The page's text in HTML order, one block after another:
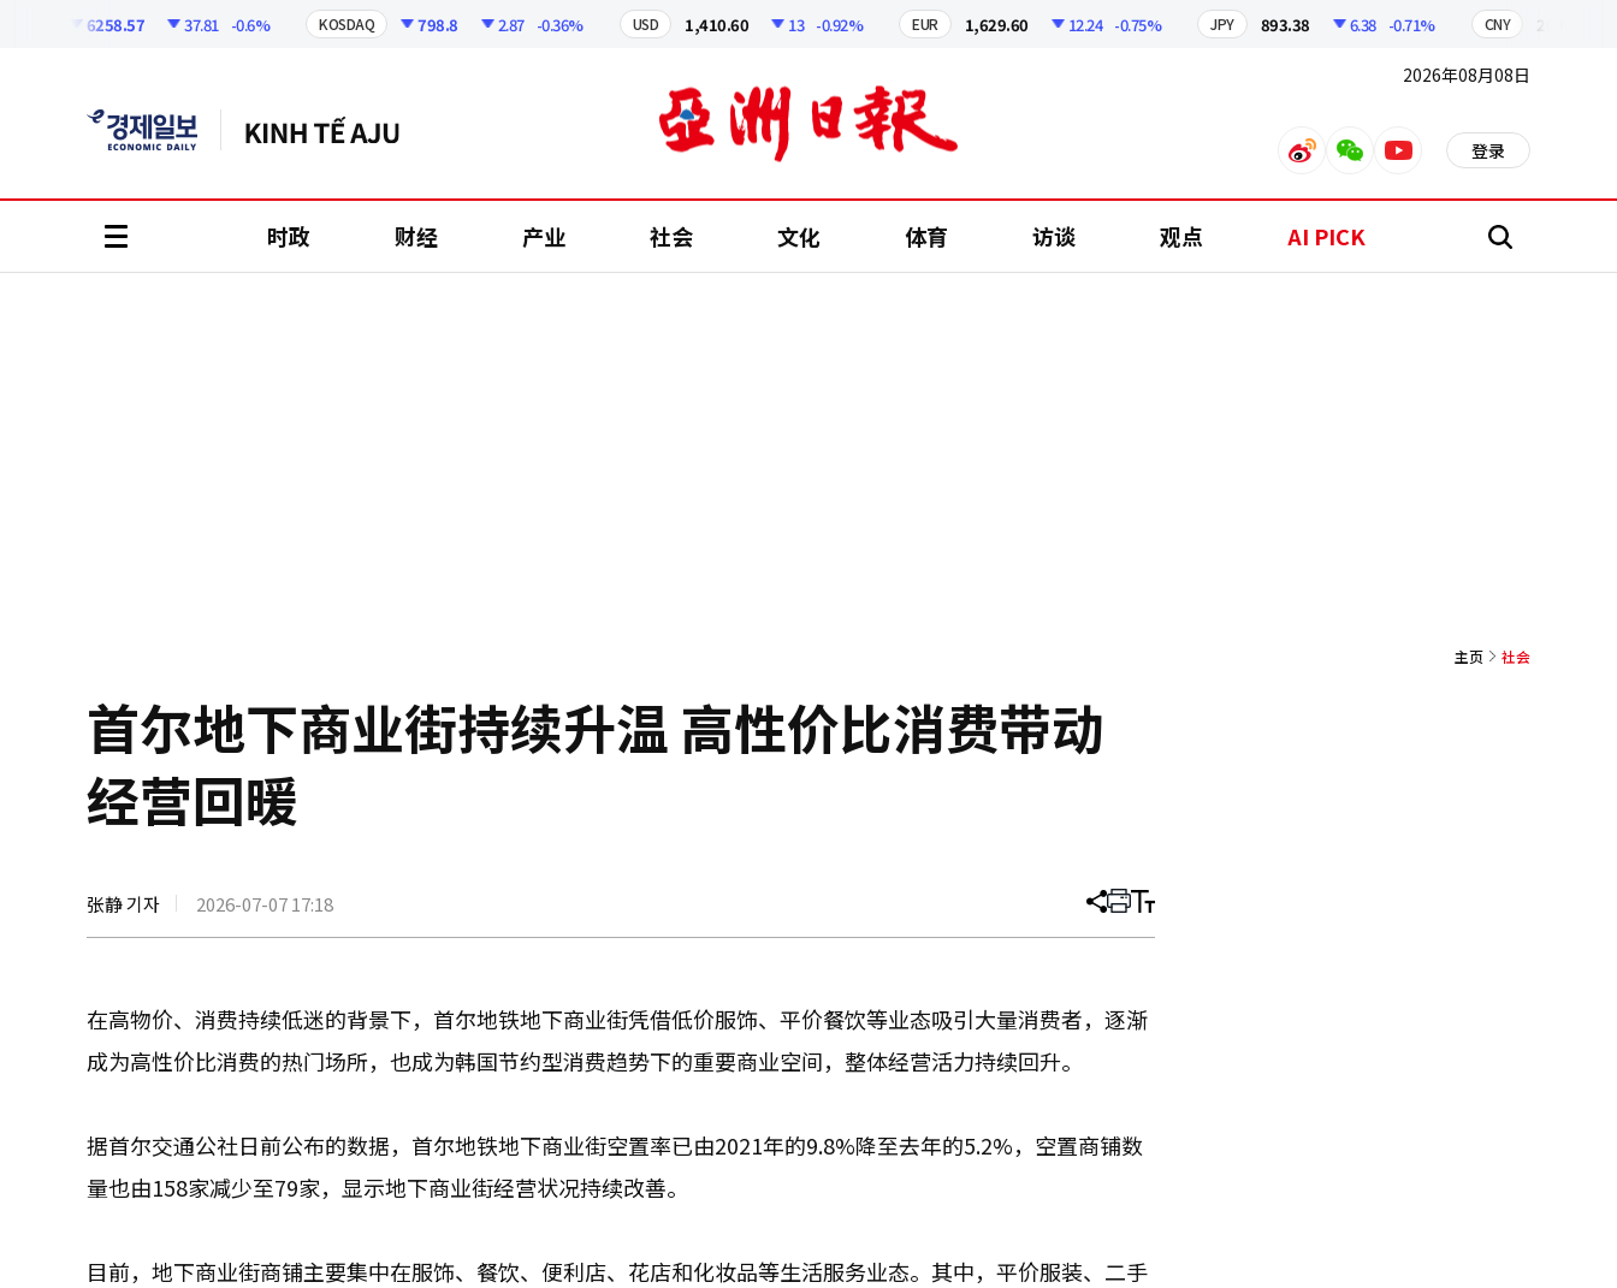
6258.57 37.81 -0.6% KOSDAQ 798.8 2.87 -0.36% USD 1,410.60 13 -0.92% EUR 1,629.60 12.24 -0.75% JPY 893.38 6.38 -0.71% CNY 209.17
2026年08月08日
weiboweixinyoutube 登录
时政 财经 产业 社会 文化 体育 访谈 观点 AI PICK 搜
主页 社会
首尔地下商业街持续升温 高性价比消费带动
经营回暖
张静 기자 2026-07-07 17:18 分
文
打 调
大
在高物价、消费持续低迷的背景下，首尔地铁地下商业街凭借低价服饰、平价餐饮等业态吸引大量消费者，逐渐
成为高性价比消费的热门场所，也成为韩国节约型消费趋势下的重要商业空间，整体经营活力持续回升。
据首尔交通公社日前公布的数据，首尔地铁地下商业街空置率已由2021年的9.8%降至去年的5.2%，空置商铺数
量也由158家减少至79家，显示地下商业街经营状况持续改善。
目前，地下商业街商铺主要集中在服饰、餐饮、便利店、花店和化妆品等生活服务业态。其中，平价服装、二手